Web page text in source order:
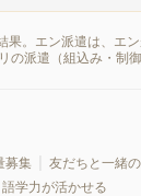
。エン派遣は、エ
派遣（組込み・制
募集 友だちと一緒
語学力が活かせる